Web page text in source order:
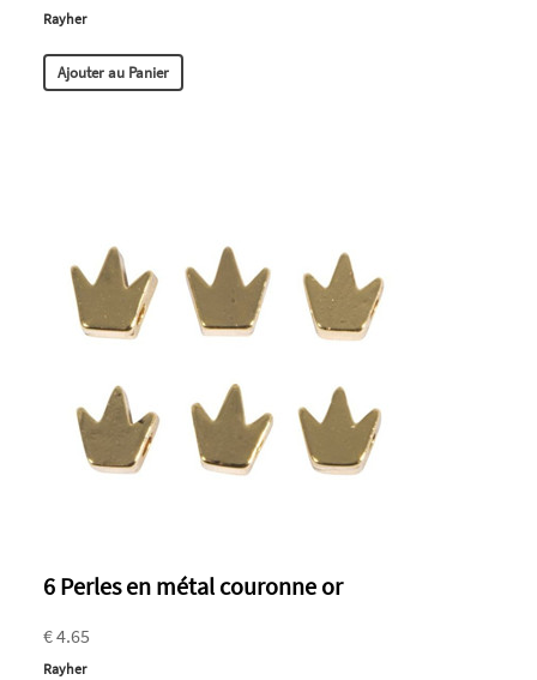
Rayher
Ajouter au Panier
6 Perles en métal couronne or
€ 4.65
Rayher